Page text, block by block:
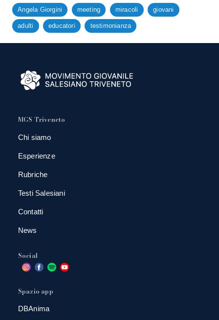
Angela Giorgini meeting miracoli giovani
adulti educatori testimonianza
MGS Triveneto
Chi siamo
Esperienze
Rubriche
Testi Salesiani
Contatti
News
Social
Spazio app
DBAnima